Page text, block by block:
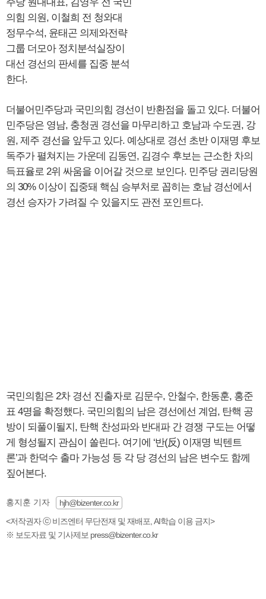
주당 원내대표, 김영우 전 국민
의힘 의원, 이철희 전 청와대
정무수석, 윤태곤 의제와전략
그룹 더모아 정치분석실장이
대선 경선의 판세를 집중 분석
한다.
더불어민주당과 국민의힘 경선이 반환점을 돌고 있다. 더불어
민주당은 영남, 충청권 경선을 마무리하고 호남과 수도권, 강
원, 제주 경선을 앞두고 있다. 예상대로 경선 초반 이재명 후보
독주가 펼쳐지는 가운데 김동연, 김경수 후보는 근소한 차의
득표율로 2위 싸움을 이어갈 것으로 보인다. 민주당 권리당원
의 30% 이상이 집중돼 핵심 승부처로 꼽히는 호남 경선에서
경선 승자가 가려질 수 있을지도 관전 포인트다.
국민의힘은 2차 경선 진출자로 김문수, 안철수, 한동훈, 홍준
표 4명을 확정했다. 국민의힘의 남은 경선에선 계엄, 탄핵 공
방이 되풀이될지, 탄핵 찬성파와 반대파 간 경쟁 구도는 어떻
게 형성될지 관심이 쏠린다. 여기에 ‘반(反) 이재명 빅텐트
론’과 한덕수 출마 가능성 등 각 당 경선의 남은 변수도 함께
짚어본다.
홍지훈 기자
hjh@bizenter.co.kr
<저작권자 ⓒ 비즈엔터 무단전재 및 재배포, AI학습 이용 금지>
※ 보도자료 및 기사제보 press@bizenter.co.kr